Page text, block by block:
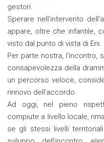
gestori.
Sperare nell’intervento
appare, oltre che infantile,
visto dal punto di vista di Eni.
Per parte nostra, l’incontro,
consapevolezza della
un percorso veloce,
rinnovo dell’accordo.
Ad oggi, nel pieno
compiute a livello locale,
se gli stessi livelli